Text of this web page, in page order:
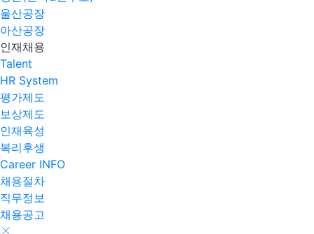
울산공장
아산공장
인재채용
Talent
HR System
평가제도
보상제도
인재육성
복리후생
Career INFO
채용절차
직무정보
채용공고